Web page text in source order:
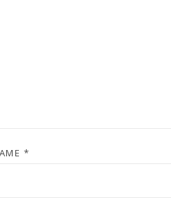
*